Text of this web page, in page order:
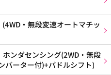
・無段変速オートマチッ
ダセンシング(2WD・無段
バーター付)+パドルシフト)